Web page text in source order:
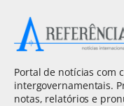
Portal de notícias com
intergovernamentais.
notas, relatórios e